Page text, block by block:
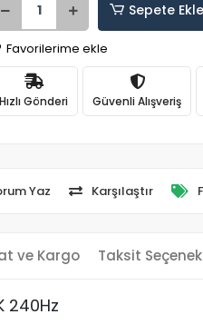
Sepete Ekle
Favorilerime ekle
Hızlı Gönderi Güvenli Alışveriş
Yaz Karşılaştır
ve Kargo Taksit
240Hz